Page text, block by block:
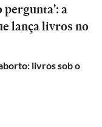
pergunta': a
lança livros no
livros sob o